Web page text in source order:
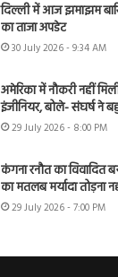
दिल्ली में आज झमाझम
का ताजा अपडेट
30 July 2026 - 9:34 AM
अमेरिका में नौकरी नहीं
इंजीनियर, बोले- संघर्ष ने
29 July 2026 - 8:00 PM
कंगना रनौत का विवादित
का मतलब मर्यादा तोड़ना
29 July 2026 - 7:00 PM